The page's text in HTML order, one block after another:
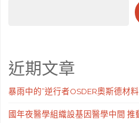
近期文章
暴雨中的“逆行者OSDER奧斯德材
國年夜醫學組織設基因醫學中間 推